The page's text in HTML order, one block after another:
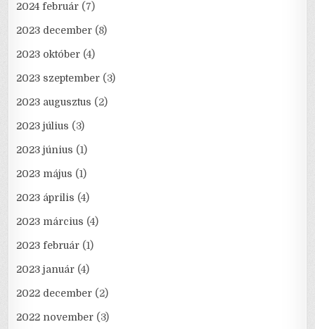
2024 február (7)
2023 december (8)
2023 október (4)
2023 szeptember (3)
2023 augusztus (2)
2023 július (3)
2023 június (1)
2023 május (1)
2023 április (4)
2023 március (4)
2023 február (1)
2023 január (4)
2022 december (2)
2022 november (3)